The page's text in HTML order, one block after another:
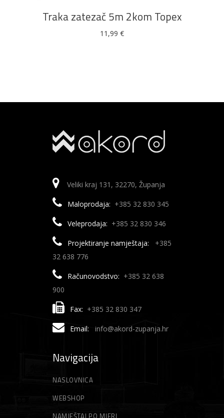
Traka zatezač 5m 2kom Topex
11,99 €
Veliki kraj 131, 32270, Županja
Maloprodaja: +385 32 830 345
Veleprodaja: +385 32 830 346
Projektiranje namještaja:
+385
32 638 776
Računovodstvo: +385 32 638
900
Fax: +385 32 830 347
Email: info@akord-zupanja.hr
Navigacija
NASLOVNICA
WEBSHOP
NAMJEŠTAJ PO MJERI